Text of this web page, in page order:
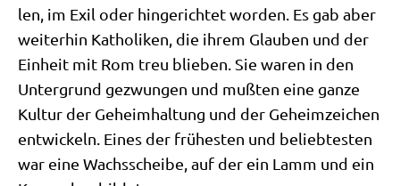
len, im Exil oder hin­ge­rich­tet wor­den. Es gab aber
wei­ter­hin Katho­li­ken, die ihrem Glau­ben und der
Ein­heit mit Rom treu blie­ben. Sie waren in den
Unter­grund gezwun­gen und muß­ten eine gan­ze
Kul­tur der Geheim­hal­tung und der Geheim­zei­chen
ent­wickeln. Eines der frü­he­sten und belieb­te­sten
war eine Wachs­schei­be, auf der ein Lamm und ein